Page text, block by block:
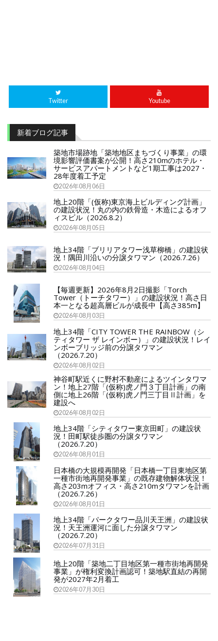
Twitter Youtube
新着ブログ記事
築地市場跡地「築地地区まちづくり事業」の環
境影響評価書案が公開！高さ210mのホテル・
サービスアパートメントなど1期工事は2027・
28年度着工予定
2026年08月06日
地上20階「(仮称)東京海上ビルディング計画」
の建設状況！丸の内の鉄骨造・木造によるオフ
ィスビル（2026.8.2）
2026年08月05日
地上34階「ブリリアタワー浅草柳橋」の建設状
況！隅田川沿いの分譲タワマン（2026.7.26）
2026年08月04日
【毎週更新】2026年8月2日撮影「Torch
Tower（トーチタワー）」の建設状況！高さ日
本一となる超高層ビルが成長中【高さ385m】
2026年08月03日
地上34階「CITY TOWER THE RAINBOW（シ
ティタワー ザ レインボー）」の建設状況！レイ
ンボーブリッジ前の分譲タワマン
（2026.7.20）
2026年08月02日
神谷町駅近くに野村不動産によるツインタワマ
ン！地上27階「(仮称)虎ノ門３丁目計画」の南
側に地上26階「(仮称)虎ノ門三丁目Ⅱ計画」を
建設へ
2026年08月02日
地上34階「シティタワー東京田町」の建設状
況！田町駅徒歩圏の分譲タワマン
（2026.7.20）
2026年08月01日
日本橋の大規模再開発「日本橋一丁目東地区第
一種市街地再開発事業」の既存建物解体状況！
高さ203mオフィス・高さ210mタワマンを計画
（2026.7.26）
2026年08月01日
地上34階「パークタワー品川天王洲」の建設状
況！天王洲運河に面した分譲タワマン
（2026.7.20）
2026年07月31日
地上20階「築地二丁目地区第一種市街地再開発
事業」が権利変換計画認可！築地駅直結の再開
発が2027年2月着工
2026年07月30日